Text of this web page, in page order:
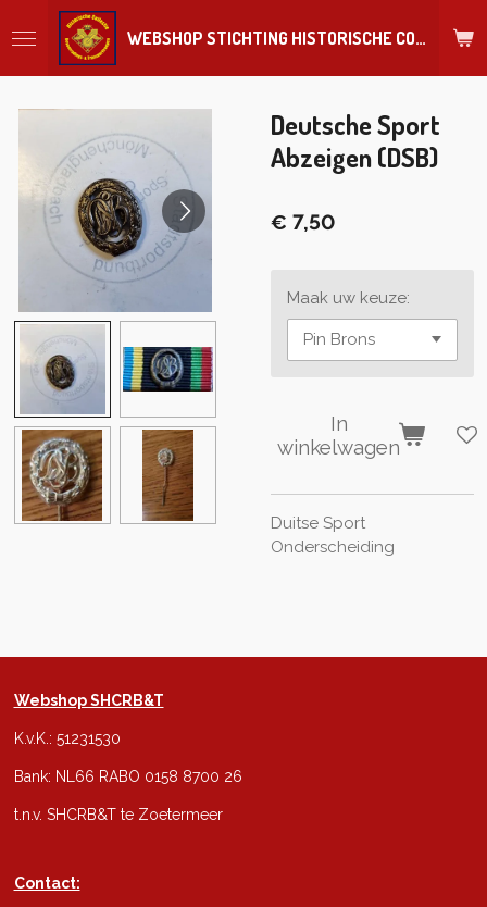
direct
WEBSHOP STICHTING HISTORISCHE COLLECTIE REGIMENT
Deutsche Sport
Abzeigen (DSB)
€ 7,50
Maak uw keuze:
In
winkelwagen
Duitse Sport
Onderscheiding
Webshop SHCRB&T
K.v.K.: 51231530
Bank: NL66 RABO 0158 8700 26
t.n.v. SHCRB&T te Zoetermeer
Contact: